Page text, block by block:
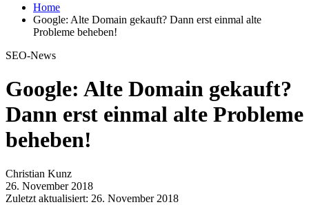
Home
Google: Alte Domain gekauft? Dann erst einmal alte
Probleme beheben!
SEO-News
Google: Alte Domain gekauft?
Dann erst einmal alte Probleme
beheben!
Christian Kunz
26. November 2018
Zuletzt aktualisiert: 26. November 2018